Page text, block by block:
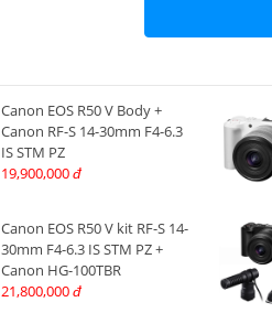
Canon EOS R50 V Body +
Canon RF-S 14-30mm F4-6.3
IS STM PZ
19,900,000 đ
Canon EOS R50 V kit RF-S 14-
30mm F4-6.3 IS STM PZ +
Canon HG-100TBR
21,800,000 đ